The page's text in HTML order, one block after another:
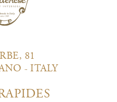
81
- ITALY